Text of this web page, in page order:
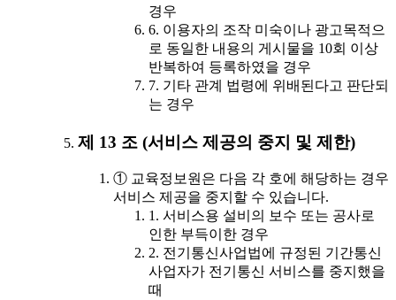
경우
6. 이용자의 조작 미숙이나 광고목적으
로 동일한 내용의 게시물을 10회 이상
반복하여 등록하였을 경우
7. 기타 관계 법령에 위배된다고 판단되
는 경우
제 13 조 (서비스 제공의 중지 및 제한)
① 교육정보원은 다음 각 호에 해당하는 경우
서비스 제공을 중지할 수 있습니다.
1. 서비스용 설비의 보수 또는 공사로
인한 부득이한 경우
2. 전기통신사업법에 규정된 기간통신
사업자가 전기통신 서비스를 중지했을
때